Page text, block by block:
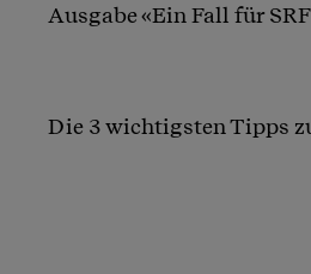
Ausgabe «Ein Fall für
Die 3 wichtigsten Tipps